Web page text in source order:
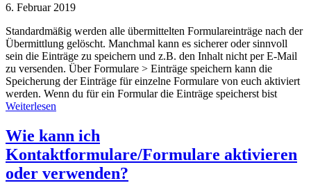
6. Februar 2019
Standardmäßig werden alle übermittelten Formulareinträge nach der
Übermittlung gelöscht. Manchmal kann es sicherer oder sinnvoll
sein die Einträge zu speichern und z.B. den Inhalt nicht per E-Mail
zu versenden. Über Formulare > Einträge speichern kann die
Speicherung der Einträge für einzelne Formulare von euch aktiviert
werden. Wenn du für ein Formular die Einträge speicherst bist
Weiterlesen
Wie kann ich
Kontaktformulare/Formulare aktivieren
oder verwenden?